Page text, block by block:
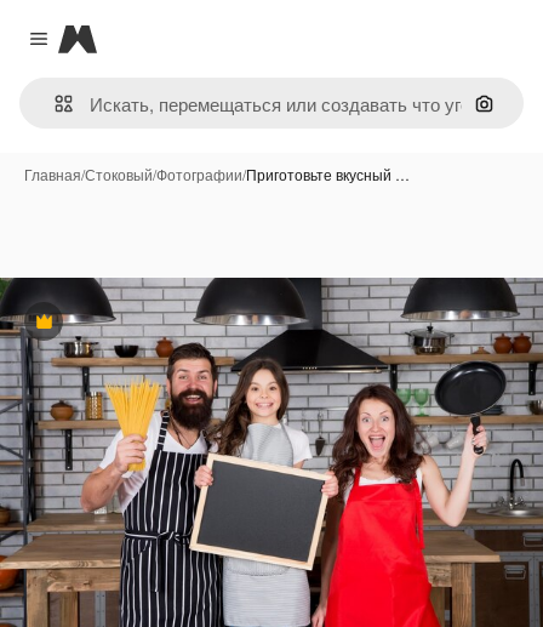
Close menu
Magnific
Поиск
Главная/Стоковый/Фотографии/Приготовьте вкусный …
Премиум